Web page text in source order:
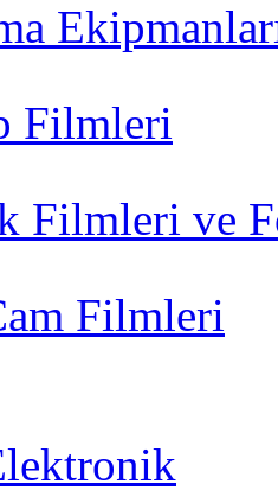
Filmleri
Filmleri ve
Filmleri